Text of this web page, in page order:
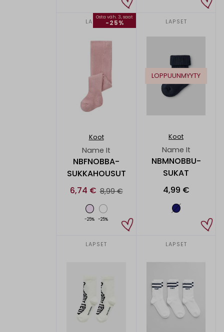
LAPSET
Osta väh. 3, saat
-25%
Koot
Name It
NBFNOBBA-
SUKKAHOUSUT
6,74 € 8,99 €
-25% -25%
LAPSET
LOPPUUNMYYTY
Koot
Name It
NBMNOBBU-
SUKAT
4,99 €
LAPSET LAPSET